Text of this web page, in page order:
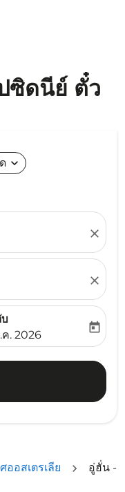
ซิดนีย์ ตั๋ว
expand_more
close
close
labelreturn-date-
. 2026
today
ออสเตรเลีย
อู่ฮั่น -